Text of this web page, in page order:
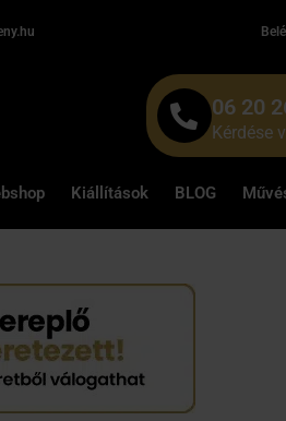
06 20
Kérdése
Kiállítások BLOG